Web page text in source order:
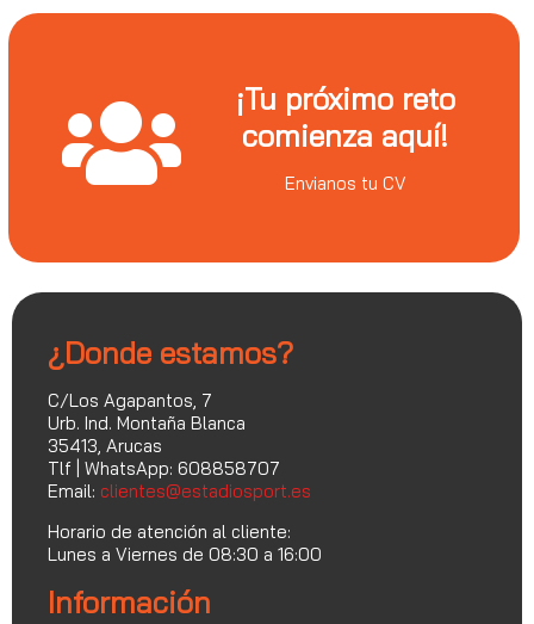
¡Tu próximo reto
comienza aquí!
Envianos tu CV
¿Donde estamos?
C/Los Agapantos, 7
Urb. Ind. Montaña Blanca
35413, Arucas
Tlf | WhatsApp: 608858707
Email: clientes@estadiosport.es
Horario de atención al cliente:
Lunes a Viernes de 08:30 a 16:00
Información